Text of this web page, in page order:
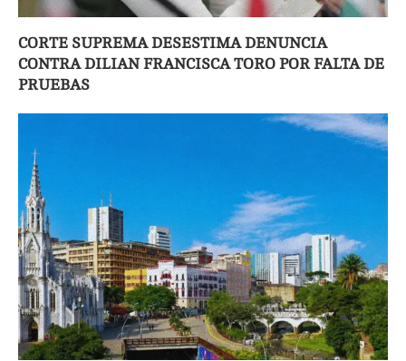
CORTE SUPREMA DESESTIMA DENUNCIA
CONTRA DILIAN FRANCISCA TORO POR FALTA DE
PRUEBAS